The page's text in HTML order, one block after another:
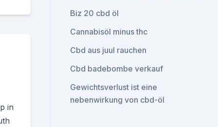
in
Biz 20 cbd öl
Cannabisöl minus thc
Cbd aus juul rauchen
Cbd badebombe verkauf
Gewichtsverlust ist eine
nebenwirkung von cbd-öl